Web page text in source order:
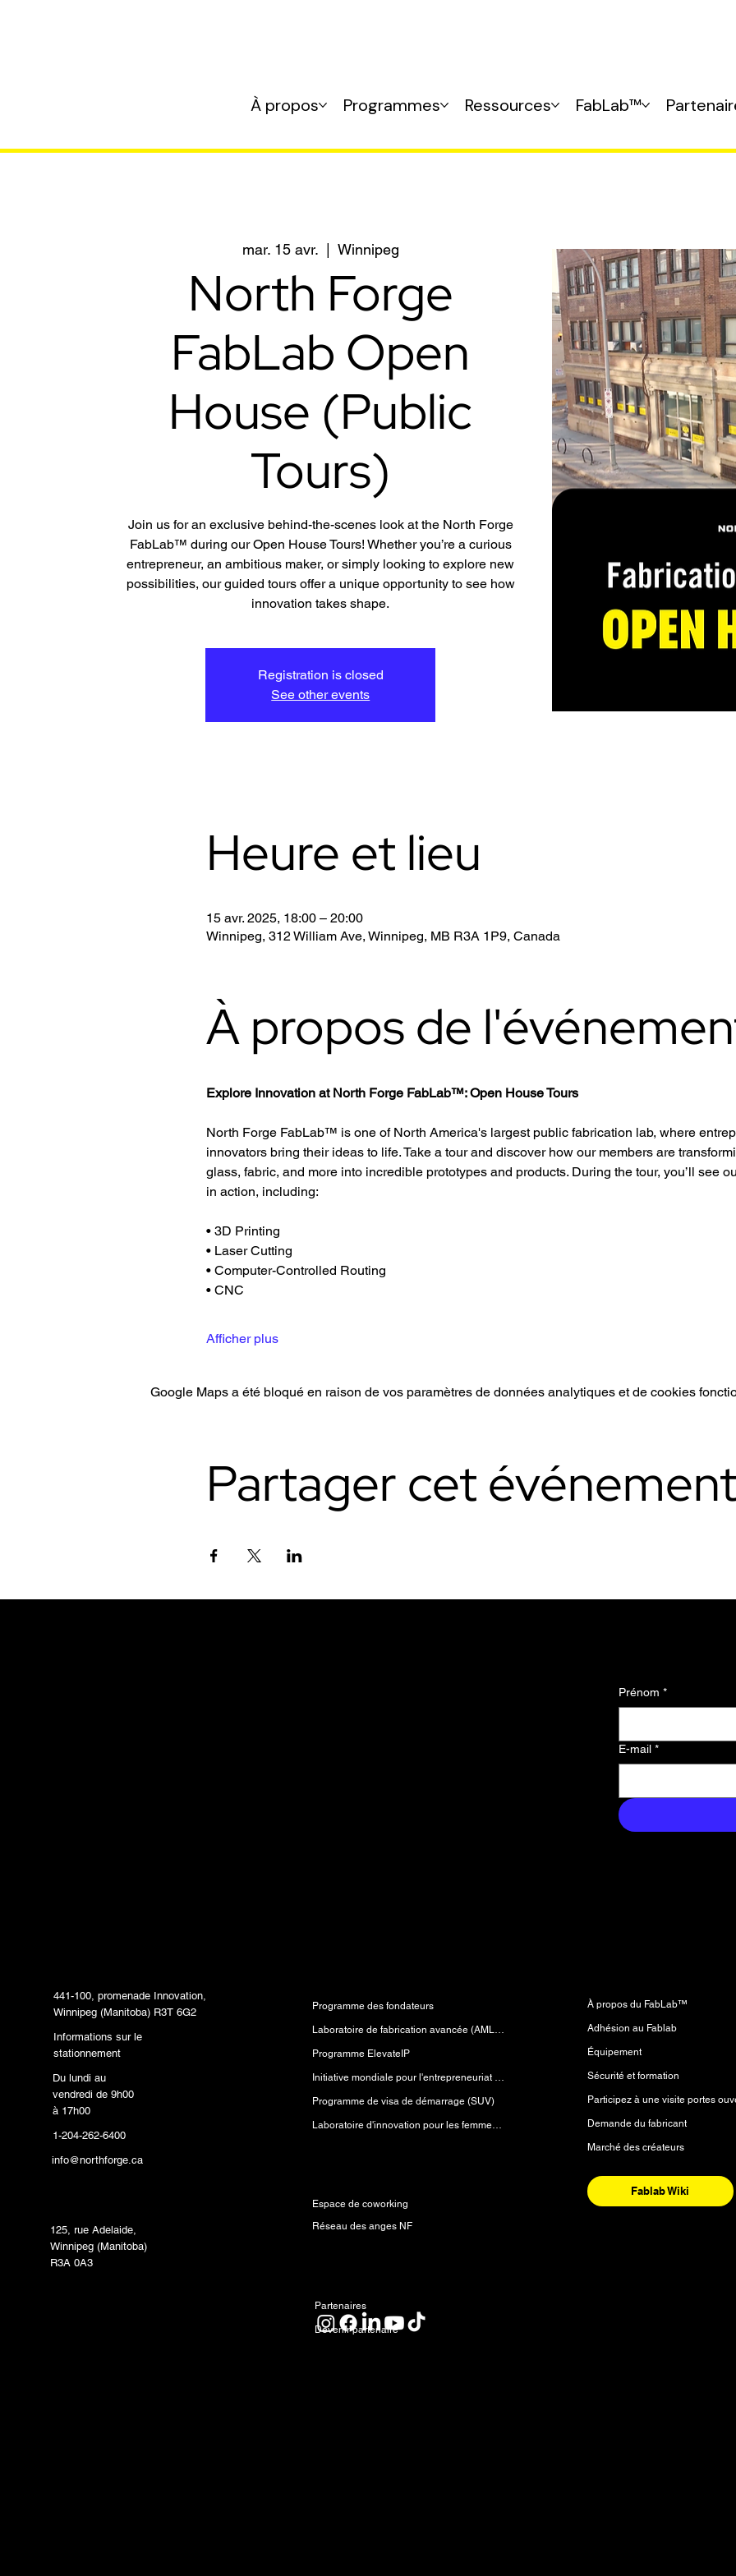
À propos Programmes Ressources FabLab™
mar. 15 avr.
  |
Winnipeg
North Forge
FabLab Open
House (Public
Tours)
Join us for an exclusive behind-the-scenes look at the North Forge
FabLab™ during our Open House Tours! Whether you’re a curious
entrepreneur, an ambitious maker, or simply looking to explore new
possibilities, our guided tours offer a unique opportunity to see how
innovation takes shape.
Registration is closed
See other events
Heure et lieu
15 avr. 2025, 18:00 – 20:00
Winnipeg, 312 William Ave, Winnipeg, MB R3A 1P9, Canada
À propos de
Explore Innovation at North Forge FabLab™: Open House Tours
North Forge FabLab™ is one of North America's largest public fabrication lab, where
innovators bring their ideas to life. Take a tour and discover how our members are
glass, fabric, and more into incredible prototypes and products. During the tour, you’ll see
in action, including:
• 3D Printing
• Laser Cutting
• Computer-Controlled Routing
• CNC
Afficher plus
Google Maps a été bloqué en raison de vos paramètres de données analytiques et de cookies
Partager cet
Prénom *
E-mail *
441-100, promenade Innovation,
Winnipeg (Manitoba) R3T 6G2
Informations sur le
stationnement
Du lundi au
vendredi de 9h00
à 17h00
1-204-262-6400
info@northforge.ca
125, rue Adelaide,
Winnipeg (Manitoba)
R3A 0A3
Programme des fondateurs
Programme ElevateIP
Programme de visa de démarrage (SUV)
Espace de coworking
Réseau des anges NF
Partenaires
Devenir partenaire
À propos du FabLab™
Adhésion au Fablab
Équipement
Sécurité et formation
Participez à une visite portes
Demande du fabricant
Marché des créateurs
Fablab Wiki